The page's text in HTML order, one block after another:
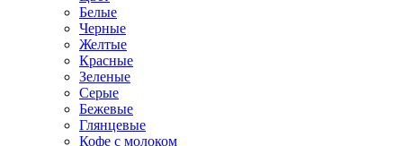
Белые
Черные
Желтые
Красные
Зеленые
Серые
Бежевые
Глянцевые
Кофе с молоком